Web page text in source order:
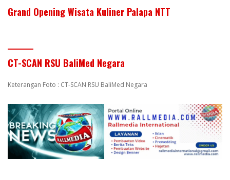
Grand Opening Wisata Kuliner Palapa NTT
CT-SCAN RSU BaliMed Negara
Keterangan Foto : CT-SCAN RSU BaliMed Negara